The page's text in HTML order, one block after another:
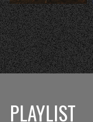
PLAYLIST